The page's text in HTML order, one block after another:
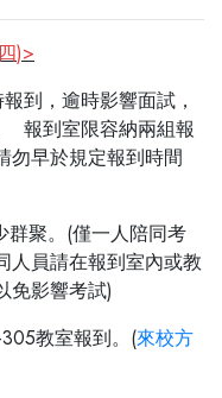
)>
報到，逾時影響面試，
報到室限容納兩組報
勿早於規定報到時間
群聚。(僅一人陪同考
人員請在報到室內或教
免影響考試)
教室報到。(來校方